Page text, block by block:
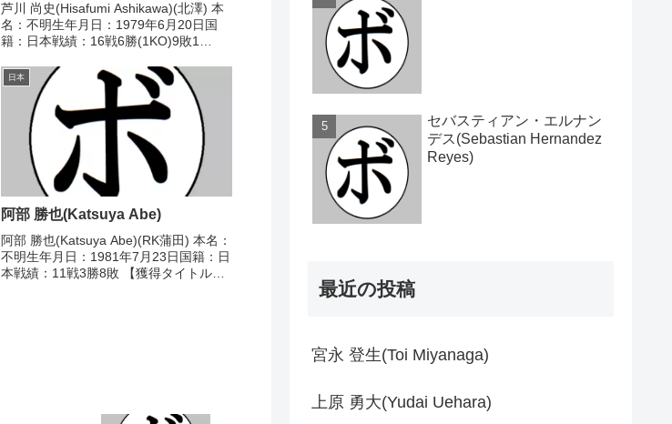
芦川 尚史(Hisafumi Ashikawa)(北澤) 本
名：不明生年月日：1979年6月20日国
籍：日本戦績：16戦6勝(1KO)9敗1
2000/10/16 ●4RKO 大部園 和剛(白
井・具志堅S)2...
日本
阿部 勝也(Katsuya Abe)
阿部 勝也(Katsuya Abe)(RK蒲田) 本名：
不明生年月日：1981年7月23日国籍：日
本戦績：11戦3勝8敗 【獲得タイトル】
セバスティアン・エルナン
デス(Sebastian Hernandez
Reyes)
最近の投稿
宮永 登生(Toi Miyanaga)
上原 勇大(Yudai Uehara)